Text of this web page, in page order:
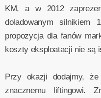
KM, a w 2012
doładowanym
propozycja dla fanów
koszty eksploatacji nie są
Przy okazji dodajmy,
znacznemu liftingowi.